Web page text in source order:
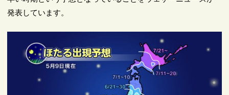
発表しています。